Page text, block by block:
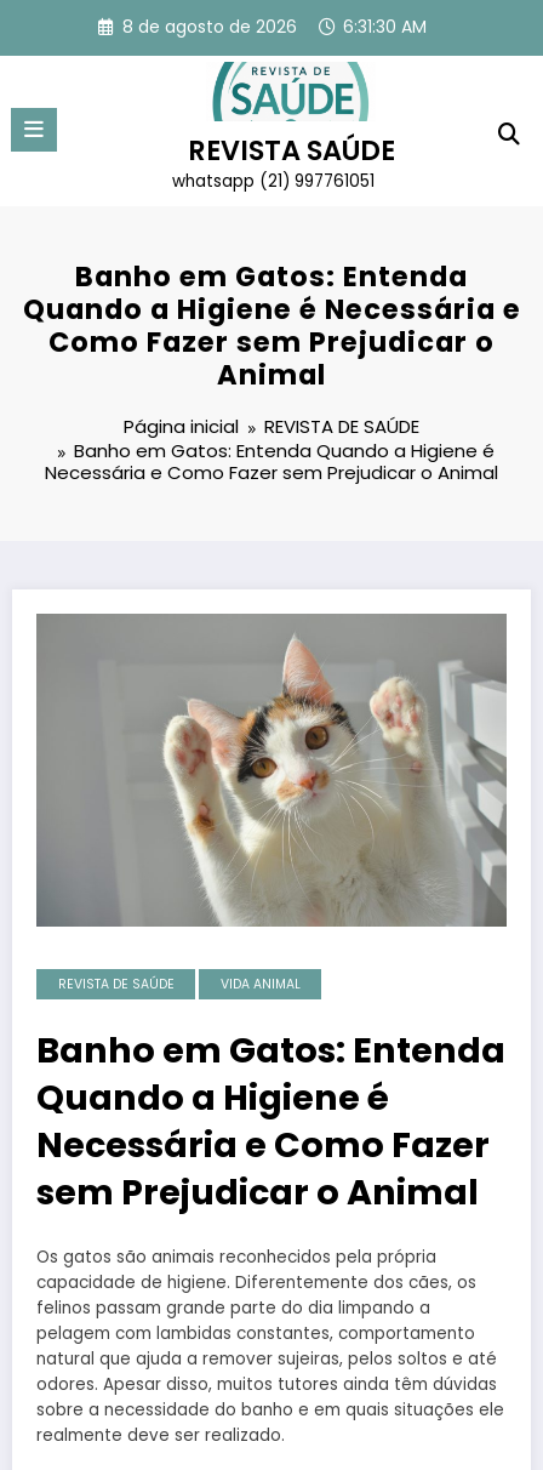
o
8 de agosto de 2026 6:31:30 AM
REVISTA SAÚDE
whatsapp (21) 997761051
Banho em Gatos: Entenda
Quando a Higiene é Necessária e
Como Fazer sem Prejudicar o
Animal
Página inicial
REVISTA DE SAÚDE
Banho em Gatos: Entenda Quando a Higiene é
Necessária e Como Fazer sem Prejudicar o Animal
REVISTA DE SAÚDE VIDA ANIMAL
Banho em Gatos: Entenda
Quando a Higiene é
Necessária e Como Fazer
sem Prejudicar o Animal
Os gatos são animais reconhecidos pela própria
capacidade de higiene. Diferentemente dos cães, os
felinos passam grande parte do dia limpando a
pelagem com lambidas constantes, comportamento
natural que ajuda a remover sujeiras, pelos soltos e até
odores. Apesar disso, muitos tutores ainda têm dúvidas
sobre a necessidade do banho e em quais situações ele
realmente deve ser realizado.